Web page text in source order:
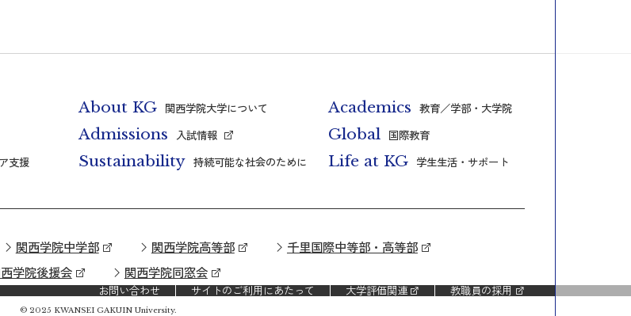
About KG 関西学院大学について Academics 教育／学部・大学院
Admissions 入試情報 Global 国際教育
支援 Sustainability 持続可能な社会のために Life at KG 学生生活・サポート
関西学院中学部 関西学院高等部
千里国際中等部・高等部
学院後援会 関西学院同窓会
お問い合わせ サイトのご利用にあたって 大学評価関連 教職員の採用
© 2025 KWANSEI GAKUIN University.